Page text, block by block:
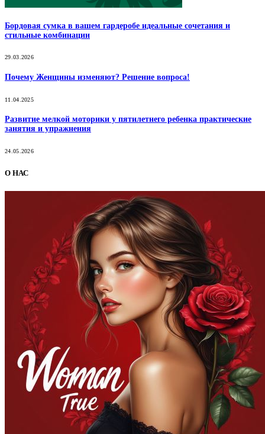
Бордовая сумка в вашем гардеробе идеальные сочетания и
стильные комбинации
29.03.2026
Почему Женщины изменяют? Решение вопроса!
11.04.2025
Развитие мелкой моторики у пятилетнего ребенка практические
занятия и упражнения
24.05.2026
О НАС